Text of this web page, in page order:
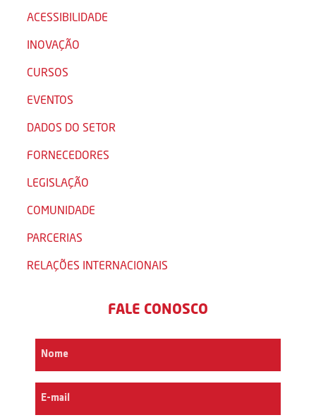
ACESSIBILIDADE
INOVAÇÃO
CURSOS
EVENTOS
DADOS DO SETOR
FORNECEDORES
LEGISLAÇÃO
COMUNIDADE
PARCERIAS
RELAÇÕES INTERNACIONAIS
FALE CONOSCO